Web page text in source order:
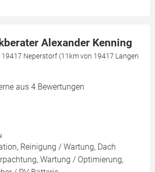
Alexander Kenning
19417 Neperstorf (11km von 19417 Langen
aus 4 Bewertungen
Reinigung / Wartung, Dach
Wartung / Optimierung,